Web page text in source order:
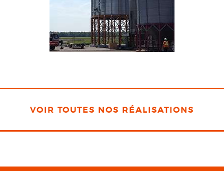
VOIR TOUTES NOS RÉALISATIONS